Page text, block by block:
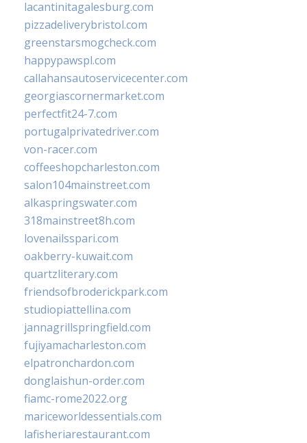
lacantinitagalesburg.com
pizzadeliverybristol.com
greenstarsmogcheck.com
happypawspl.com
callahansautoservicecenter.com
georgiascornermarket.com
perfectfit24-7.com
portugalprivatedriver.com
von-racer.com
coffeeshopcharleston.com
salon104mainstreet.com
alkaspringswater.com
318mainstreet8h.com
lovenailsspari.com
oakberry-kuwait.com
quartzliterary.com
friendsofbroderickpark.com
studiopiattellina.com
jannagrillspringfield.com
fujiyamacharleston.com
elpatronchardon.com
donglaishun-order.com
fiamc-rome2022.org
mariceworldessentials.com
lafisheriarestaurant.com